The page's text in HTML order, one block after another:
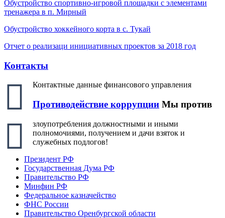
Обустройство спортивно-игровой площадки с элементами
тренажера в п. Мирный
Обустройство хоккейного корта в с. Тукай
Отчет о реализаци инициативных проектов за 2018 год
Контакты
Контактные данные финансового управления
Противодействие коррупции Мы против
злоупотребления должностными и иными
полномочиями, получением и дачи взяток и
служебных подлогов!
Президент РФ
Государственная Дума РФ
Правительство РФ
Минфин РФ
Федеральное казначейство
ФНС России
Правительство Оренбургской области